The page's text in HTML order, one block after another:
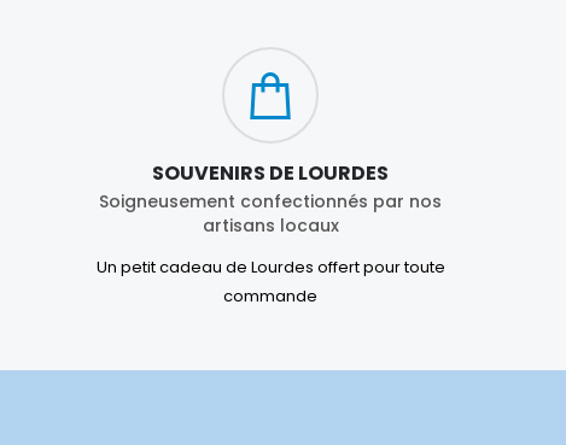
SOUVENIRS DE LOURDES
Soigneusement confectionnés par nos
artisans locaux
Un petit cadeau de Lourdes offert pour toute
commande